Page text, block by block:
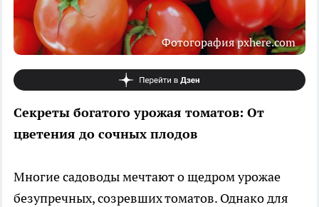
Фотогорафия pxhere.com
Секреты богатого урожая томатов: От
цветения до сочных плодов
Многие садоводы мечтают о щедром урожае
безупречных, созревших томатов. Однако для